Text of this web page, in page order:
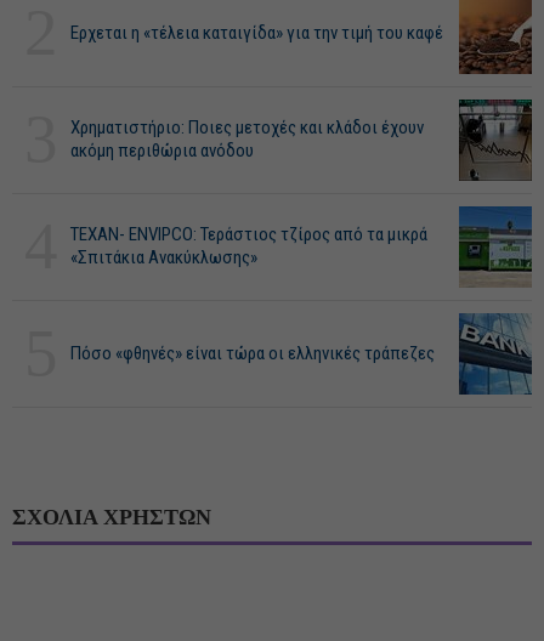
Ερχεται η «τέλεια καταιγίδα» για την τιμή του καφέ
Χρηματιστήριο: Ποιες μετοχές και κλάδοι έχουν
ακόμη περιθώρια ανόδου
ΤΕΧΑΝ- ENVIPCO: Τεράστιος τζίρος από τα μικρά
«Σπιτάκια Ανακύκλωσης»
Πόσο «φθηνές» είναι τώρα οι ελληνικές τράπεζες
ΣΧΟΛΙΑ ΧΡΗΣΤΩΝ